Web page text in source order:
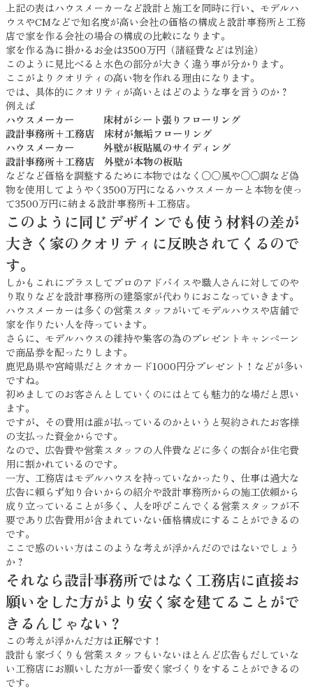
上記の表はハウスメーカーなど設計と施工を同時に行い、モデルハ
ウスやCMなどで知名度が高い会社の価格の構成と設計事務所と工務
店で家を作る会社の場合の構成の比較になります。
家を作る為に掛かるお金は3500万円（諸経費などは別途）
このように見比べると水色の部分が大きく違う事が分かります。
ここがよりクオリティの高い物を作れる理由になります。
では、具体的にクオリティが高いとはどのような事を言うのか？
例えば
ハウスメーカー 床材がシート張りフローリング
設計事務所+工務店 床材が無垢フローリング
ハウスメーカー 外壁が板貼風のサイディング
設計事務所+工務店 外壁が本物の板貼
などなど価格を調整するために本物ではなく○○風や○○調など偽
物を使用してようやく3500万円になるハウスメーカーと本物を使っ
て3500万円に納まる設計事務所+工務店。
このように同じデザインでも使う材料の差が
大きく家のクオリティに反映されてくるので
す。
しかもこれにプラスしてプロのアドバイスや職人さんに対してのや
り取りなどを設計事務所の建築家が代わりにおこなっていきます。
ハウスメーカーは多くの営業スタッフがいてモデルハウスや店舗で
家を作りたい人を待っています。
さらに、モデルハウスの維持や集客の為のプレゼントキャンペーン
で商品券を配ったりします。
鹿児島県や宮崎県だとクオカード1000円分プレゼント！などが多い
ですね。
初めましてのお客さんとしていくのにはとても魅力的な場だと思い
ます。
ですが、その費用は誰が払っているのかというと契約されたお客様
の支払った資金からです。
なので、広告費や営業スタッフの人件費などに多くの割合が住宅費
用に割かれているのです。
一方、工務店はモデルハウスを持っていなかったり、仕事は過大な
広告に頼らず知り合いからの紹介や設計事務所からの施工依頼から
成り立っていることが多く、人を呼びこんでくる営業スタッフが不
要であり広告費用が含まれていない価格構成にすることができるの
です。
ここで感のいい方はこのような考えが浮かんだのではないでしょう
か？
それなら設計事務所ではなく工務店に直接お
願いをした方がより安く家を建てることがで
きるんじゃない？
この考えが浮かんだ方は正解です！
設計も家づくりも営業スタッフもいないほとんど広告もだしていな
い工務店にお願いした方が一番安く家づくりをすることができるの
です。